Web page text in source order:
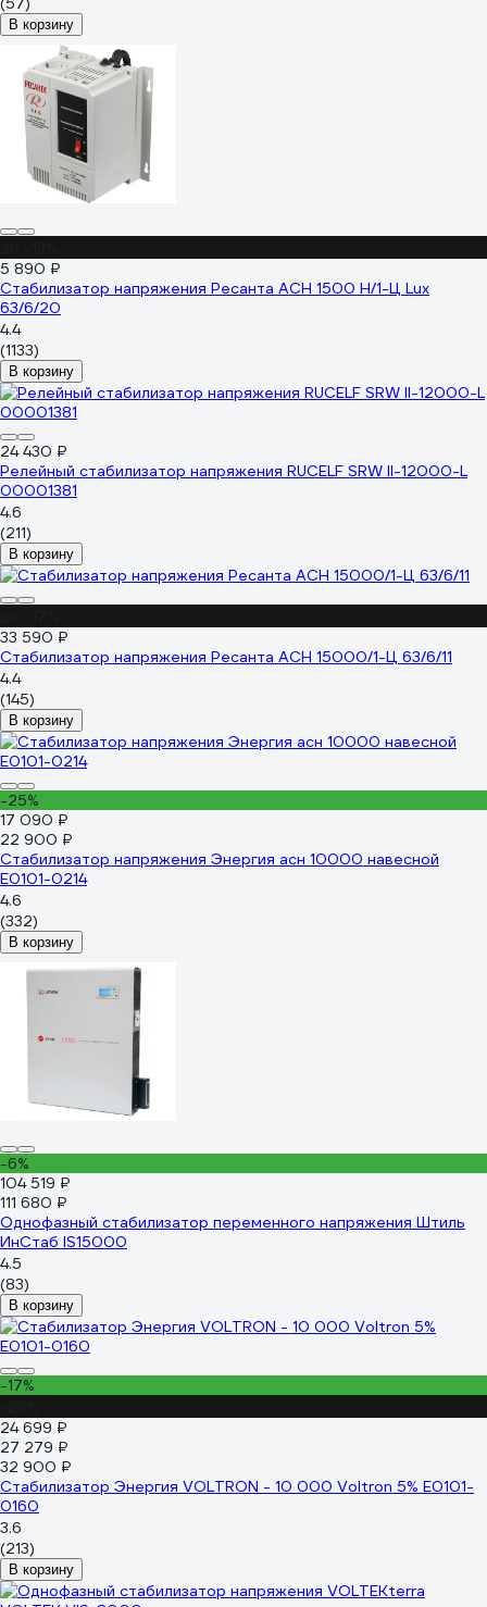
В корзину
5 890 ₽
Стабилизатор напряжения Ресанта АСН 1500 Н/1-Ц Lux
63/6/20
4.4
(1133)
В корзину
24 430 ₽
Релейный стабилизатор напряжения RUCELF SRW II-12000-L
00001381
4.6
(211)
В корзину
33 590 ₽
Стабилизатор напряжения Ресанта АСН 15000/1-Ц 63/6/11
4.4
(145)
В корзину
-25%
17 090 ₽
22 900 ₽
Стабилизатор напряжения Энергия асн 10000 навесной
Е0101-0214
4.6
(332)
В корзину
-6%
104 519 ₽
111 680 ₽
Однофазный стабилизатор переменного напряжения Штиль
ИнСтаб IS15000
4.5
(83)
В корзину
-17%
24 699 ₽
27 279 ₽
32 900 ₽
Стабилизатор Энергия VOLTRON - 10 000 Voltron 5% Е0101-
0160
3.6
(213)
В корзину